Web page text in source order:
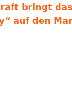
bringt
auf den